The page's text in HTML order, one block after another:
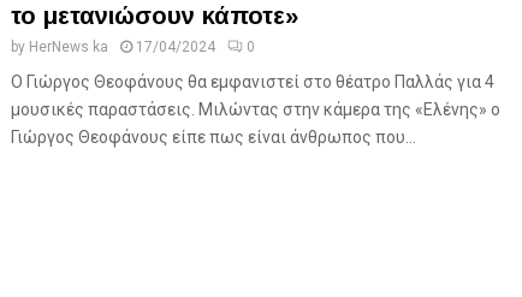
το μετανιώσουν κάποτε»
by HerNews ka 17/04/2024 0
Ο Γιώργος Θεοφάνους θα εμφανιστεί στο θέατρο Παλλάς για 4
μουσικές παραστάσεις. Μιλώντας στην κάμερα της «Ελένης» ο
Γιώργος Θεοφάνους είπε πως είναι άνθρωπος που...